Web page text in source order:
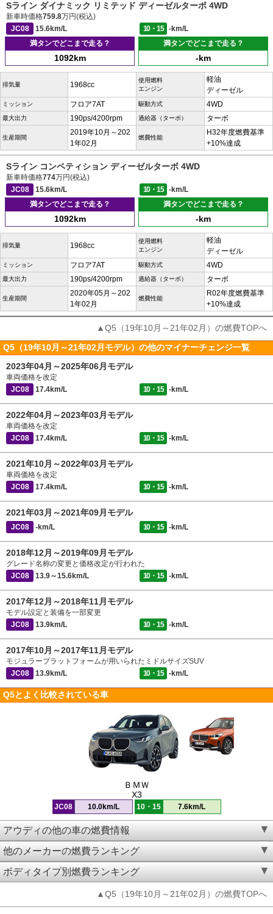
Sライン ダイナミック リミテッド ディーゼルターボ 4WD
新車時価格759.8万円(税込)
JC08
15.6km/L 10・15
-km/L
満タンでどこまで走る？
1092km
満タンでどこまで走る？
-km
排気量 1968cc
使用燃料
エンジン
軽油
ディーゼル
ミッション フロア7AT 駆動方式 4WD
最大出力 190ps/4200rpm 過給器（ターボ） ターボ
生産期間
2019年10月～202
1年02月
燃費性能
H32年度燃費基準
+10%達成
Sライン コンペティション ディーゼルターボ 4WD
新車時価格774万円(税込)
JC08
15.6km/L 10・15
-km/L
満タンでどこまで走る？
1092km
満タンでどこまで走る？
-km
排気量 1968cc
使用燃料
エンジン
軽油
ディーゼル
ミッション フロア7AT 駆動方式 4WD
最大出力 190ps/4200rpm 過給器（ターボ） ターボ
生産期間
2020年05月～202
1年02月
燃費性能
R02年度燃費基準
+10%達成
▲Q5（19年10月～21年02月）の燃費TOPへ
Q5（19年10月～21年02月モデル）の他のマイナーチェンジ一覧
2023年04月～2025年06月モデル
車両価格を改定
JC08
17.4km/L 10・15 -km/L
2022年04月～2023年03月モデル
車両価格を改定
JC08
17.4km/L 10・15 -km/L
2021年10月～2022年03月モデル
車両価格を改定
JC08
17.4km/L 10・15 -km/L
2021年03月～2021年09月モデル
JC08 -km/L 10・15 -km/L
2018年12月～2019年09月モデル
グレード名称の変更と価格改定が行われた
JC08
13.9～15.6km/L 10・15 -km/L
2017年12月～2018年11月モデル
モデル設定と装備を一部変更
JC08
13.9km/L 10・15 -km/L
2017年10月～2017年11月モデル
モジュラープラットフォームが用いられたミドルサイズSUV
JC08
13.9km/L 10・15 -km/L
Q5とよく比較されている車
ＢＭＷ
X3
JC08 10.0km/L 10・15 7.6km/L
アウディの他の車の燃費情報
他のメーカーの燃費ランキング
ボディタイプ別燃費ランキング
▲Q5（19年10月～21年02月）の燃費TOPへ